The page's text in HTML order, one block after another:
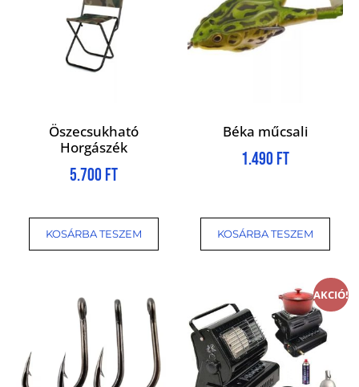
Öszecsukható
Horgászék
5.700 Ft
KOSÁRBA TESZEM
Béka műcsali
1.490 Ft
KOSÁRBA TESZEM
AKCIÓ!